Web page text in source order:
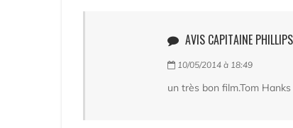
AVIS CAPITAINE
10/05/2014 à 18:49
un très bon film.Tom